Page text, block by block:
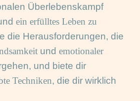
Überlebenskampf
ein erfülltes Leben zu
die Herausforderungen, die
und emotionaler
und biete dir
Techniken, die dir wirklich